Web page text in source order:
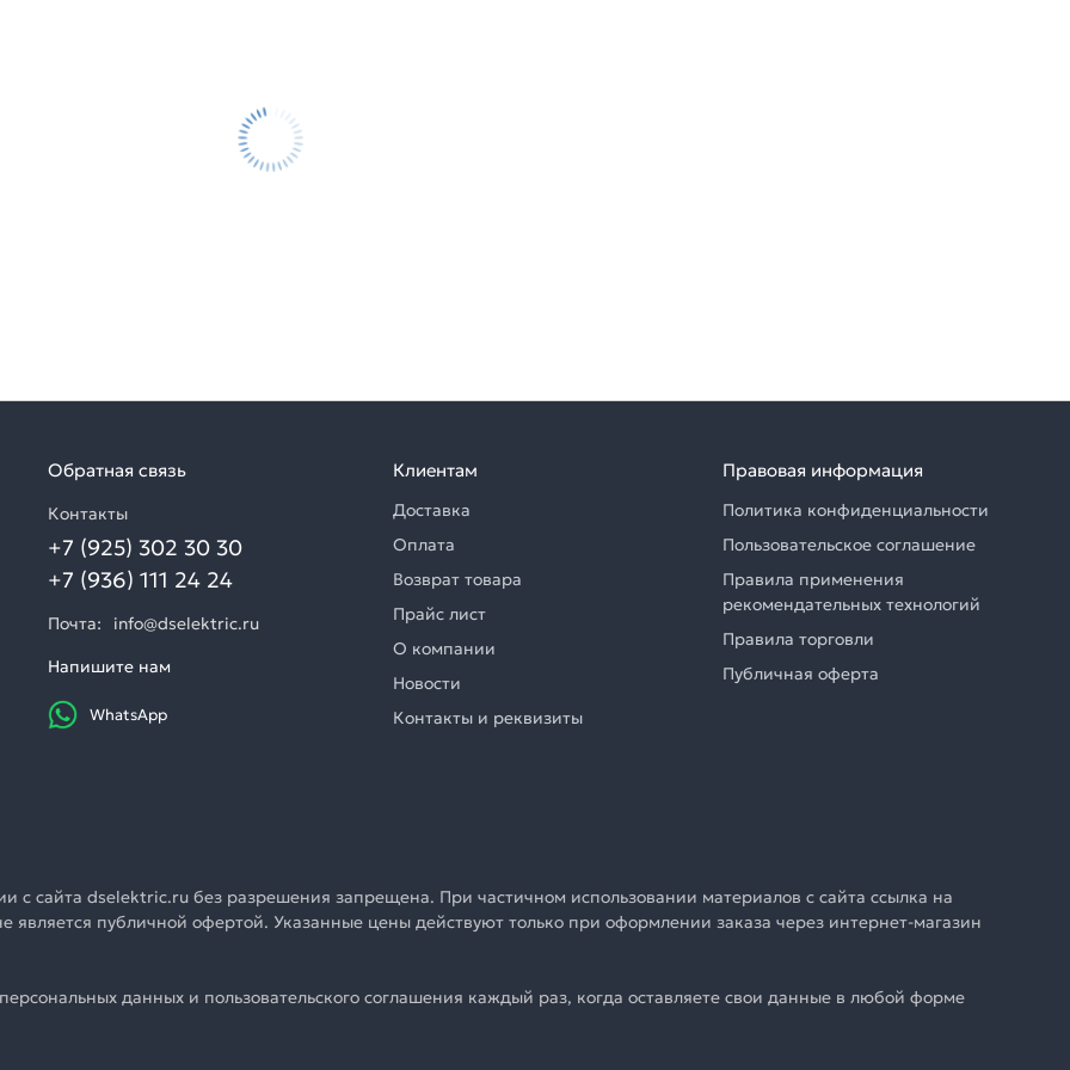
Обратная связь
Контакты
+7 (925) 302 30 30
+7 (936) 111 24 24
Почта:
info@dselektric.ru
Напишите нам
WhatsApp
Клиентам
Доставка
Оплата
Возврат товара
Прайс лист
О компании
Новости
Контакты и реквизиты
Правовая информация
Политика конфиденциальности
Пользовательское соглашение
Правила применения
рекомендательных технологий
Правила торговли
Публичная оферта
сайта dselektric.ru без разрешения запрещена. При частичном использовании материалов с сайта ссылка на
публичной офертой. Указанные цены действуют только при оформлении заказа через интернет-магазин
данных и пользовательского соглашения каждый раз, когда оставляете свои данные в любой форме